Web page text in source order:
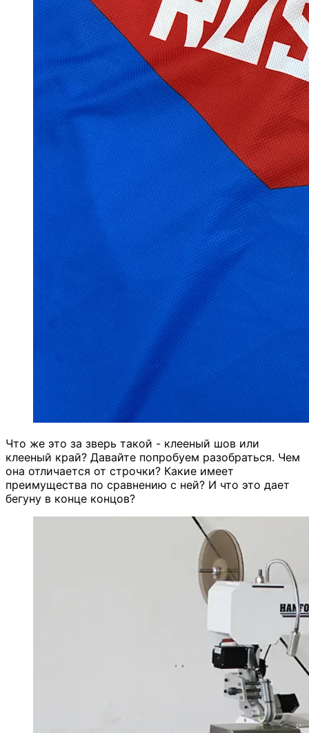
Что же это за зверь такой - клееный шов или
клееный край? Давайте попробуем разобраться. Чем
она отличается от строчки? Какие имеет
преимущества по сравнению с ней? И что это дает
бегуну в конце концов?